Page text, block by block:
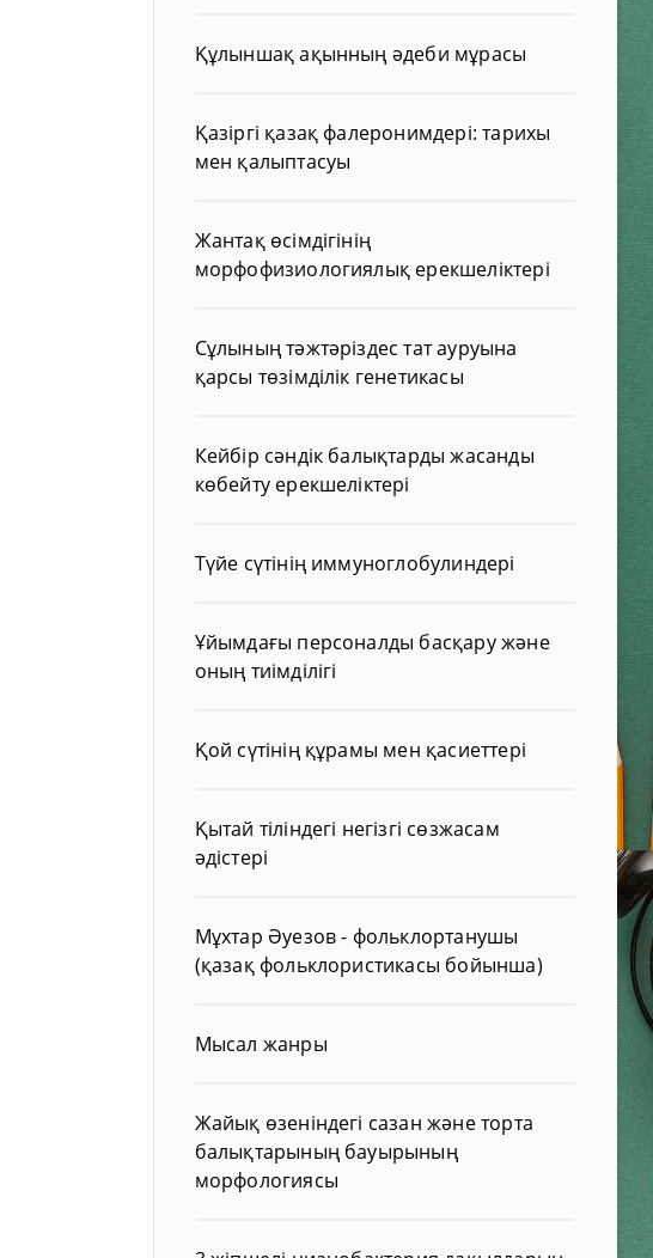
Құлыншақ ақынның әдеби мұрасы
Қазіргі қазақ фалеронимдері: тарихы
мен қалыптасуы
Жантақ өсімдігінің
морфофизиологиялық ерекшеліктері
Сұлының тәжтәріздес тат ауруына
қарсы төзімділік генетикасы
Кейбір сәндік балықтарды жасанды
көбейту ерекшеліктері
Түйе сүтінің иммуноглобулиндері
Ұйымдағы персоналды басқару және
оның тиімділігі
Қой сүтінің құрамы мен қасиеттері
Қытай тіліндегі негізгі сөзжасам
әдістері
Мұхтар Әуезов - фольклортанушы
(қазақ фольклористикасы бойынша)
Мысал жанры
Жайық өзеніндегі сазан және торта
балықтарының бауырының
морфологиясы